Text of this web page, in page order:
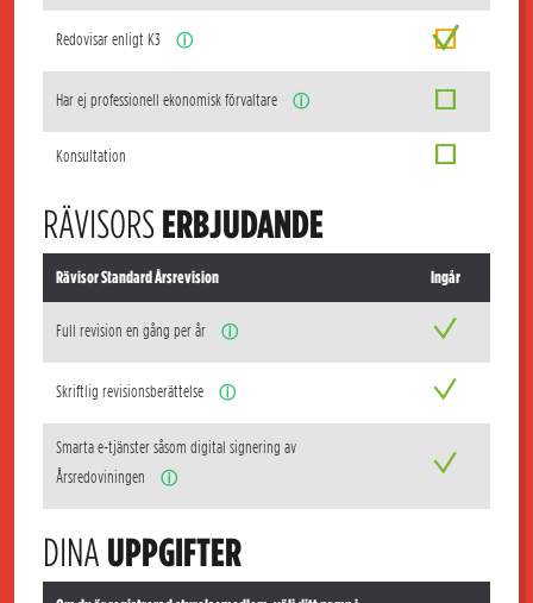
Redovisar enligt K3 ⓘ
Har ej professionell ekonomisk förvaltare ⓘ
Konsultation
RÄVISORSERBJUDANDE
Rävisor Standard Årsrevision Ingår
Full revision en gång per år ⓘ
Skriftlig revisionsberättelse ⓘ
Smarta e-tjänster såsom digital signering av
Årsredoviningen
ⓘ
DINA UPPGIFTER